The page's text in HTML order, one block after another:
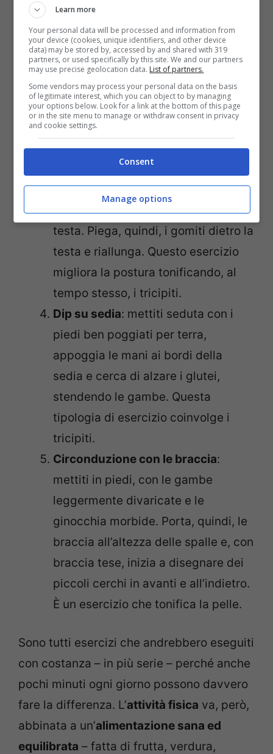
bottiglie di acqua da sollevare,
lentamente, fino all’altezza delle
spalle. Quindi, abbassa. Cerca di
mantenere le gambe un po’
divaricate e la schiena, ovviamente,
dritta. È un esercizio in grado di
rafforzare bicipiti e spalle.
: sia seduta che in piedi,
puoi tenere in mano una bottiglia
d’acqua e portare le braccia sopra la
testa. Piega, quindi, i gomiti dietro la
testa e riallunga. Questo esercizio
migliora la postura tonificando, al
tempo stesso, i tricipiti.
Dip su sedia: mettiti seduta con i
piedi ben poggiati per terra,
appoggia le mani ai bordi della
sedia e cerca di alzare i glutei,
stendendo le gambe. Questa
tipologia di esercizio coinvolge i
tricipiti.
Circonduzione con le braccia:
mettiti in piedi, con le gambe
leggermente divaricate e le
ginocchia morbide. Porta, quindi, le
braccia all’altezza delle spalle e, con
braccia tese, inizia a disegnare dei
piccoli cerchi in avanti e all’indietro.
È un esercizio che tonifica la pelle.
Sono tutti esercizi che andrebbero eseguiti
con costanza – in più serie – perché anche
pochi minuti ogni giorno possono davvero
fare la differenza. L’attività fisica va, però,
abbinata a un’alimentazione sana ed
equilibrata – fatta di frutta, verdura,
Learn more
Your personal data will be processed and information from
your device (cookies, unique identifiers, and other device
data) may be stored by, accessed by and shared with 319
partners, or used specifically by this site. We and our partners
may use precise geolocation data. List of partners.
Some vendors may process your personal data on the basis
of legitimate interest, which you can object to by managing
your options below. Look for a link at the bottom of this page
or in the site menu to manage or withdraw consent in privacy
and cookie settings.
Consent
Manage options